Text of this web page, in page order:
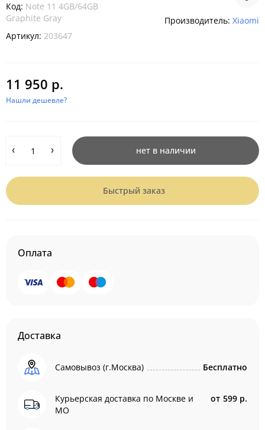
Код: Note 11 4GB/64GB
Graphite Gray
Артикул: 203647
Производитель: Xiaomi
11 950 р.
Нашли дешевле?
нет в наличии
Быстрый заказ
Оплата
Доставка
Самовывоз (г.Москва) Бесплатно
Курьерская доставка по Москве и
МО
от 599 р.